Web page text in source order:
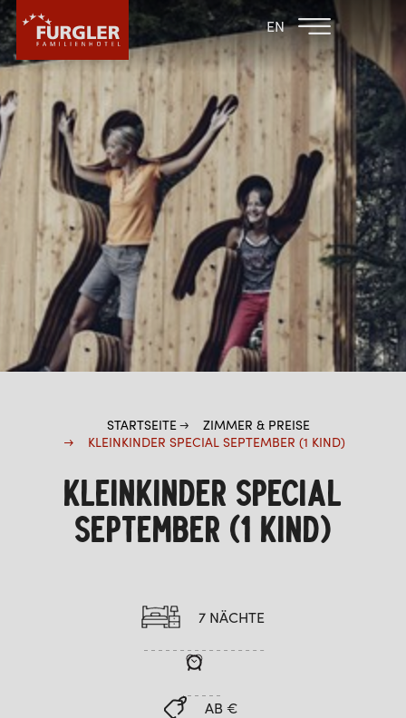
EN
ZURÜCK ZU DEN
FAMILIENHOTELS
FAMILIENHOTEL
POST
HOTEL
ZIMMER & PREISE
WELLNESS
STARTSEITE
ZIMMER & PREISE
KLEINKINDER SPECIAL SEPTEMBER (1 KIND)
KLEINKINDER SPECIAL
SEPTEMBER (1 KIND)
7 NÄCHTE
AB €